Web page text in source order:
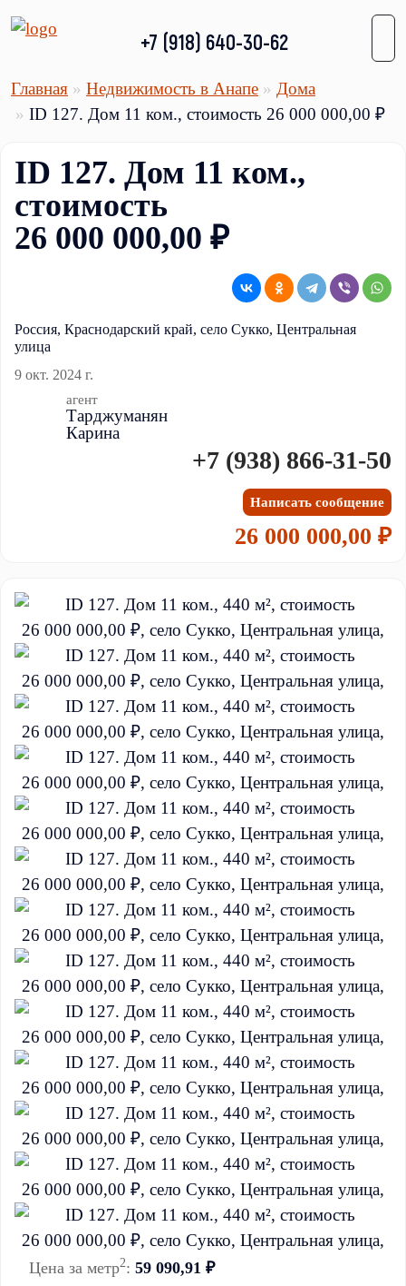
+7 (918) 640-30-62
Главная Недвижимость в Анапе
Дома
ID 127. Дом 11 ком., стоимость 26 000 000,00 ₽
ID 127. Дом 11 ком.,
стоимость
26 000 000,00 ₽
Россия, Краснодарский край, село Сукко, Центральная
улица
9 окт. 2024 г.
агент
Тарджуманян
Карина
+7 (938) 866-31-50
Написать сообщение
26 000 000,00 ₽
Цена за метр2: 59 090,91 ₽